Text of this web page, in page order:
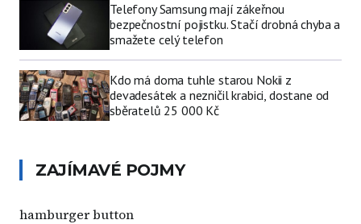
Telefony Samsung mají zákeřnou
bezpečnostní pojistku. Stačí drobná chyba a
smažete celý telefon
Kdo má doma tuhle starou Nokii z
devadesátek a nezničil krabici, dostane od
sběratelů 25 000 Kč
ZAJÍMAVÉ POJMY
hamburger button